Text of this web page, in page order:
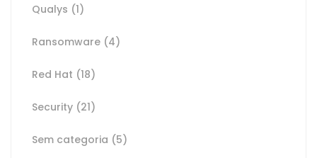
Qualys (1)
Ransomware (4)
Red Hat (18)
Security (21)
Sem categoria (5)